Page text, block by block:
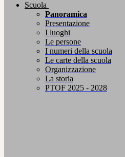
Scuola
Panoramica
Presentazione
I luoghi
Le persone
I numeri della scuola
Le carte della scuola
Organizzazione
La storia
PTOF 2025 - 2028